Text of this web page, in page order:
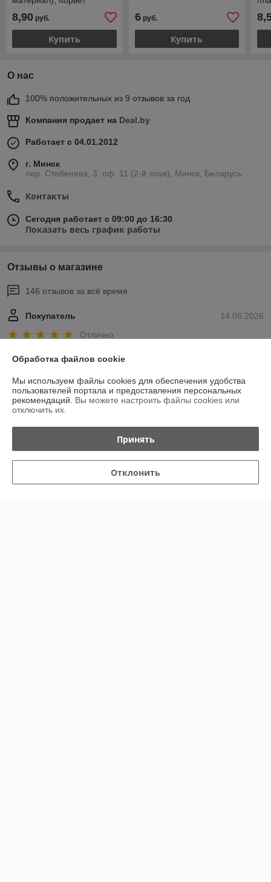
8,90 руб.
Купить
6руб.
Купить
О нас
100% положительных из 9 отзывов за год
Компания продает на Deal.by
Работает с 04.01.2012
г. Минск
пер. Стебенева, 3, оф. 11 (2-й этаж), Минск, Беларусь
Контакты
Сегодня работает с 09:00 до 16:30
Показать весь график работы
Отзывы о магазине
146 отзывов за всё время
14.06.2026
Покупатель
Отлично
Сделка подтверждена через корзину
18.02.2026
Елена
Показать все отзывы
Обработка файлов cookie
Мы используем файлы cookies для обеспечения удобства
пользователей портала и предоставления персональных
рекомендаций. Вы можете настроить файлы cookies или
отключить их.
Принять
Отклонить